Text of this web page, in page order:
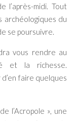
l’après-midi. Tout
archéologiques du
se poursuivre.
vous rendre au
et la richesse.
d’en faire quelques
l’Acropole », une